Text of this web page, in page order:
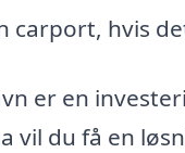
carport, hvis
er en
du få en